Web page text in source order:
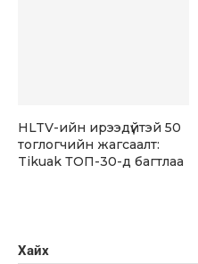
Хайх
HLTV-ийн ирээдүйтэй 50
тоглогчийн жагсаалт:
Tikuak ТОП-30-д багтлаа